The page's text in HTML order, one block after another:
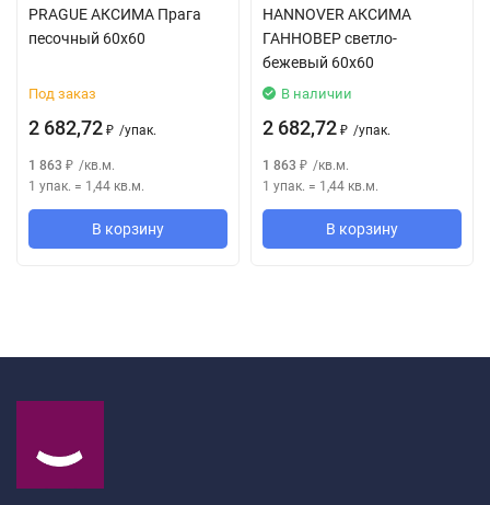
PRAGUE АКСИМА Прага
песочный 60x60
Под заказ
2 682,72 ₽ /упак.
1 863 ₽ /кв.м.
1 упак. = 1,44 кв.м.
В корзину
HANNOVER АКСИМА
ГАННОВЕР светло-
бежевый 60x60
В наличии
2 682,72 ₽ /упак.
1 863 ₽ /кв.м.
1 упак. = 1,44 кв.м.
В корзину